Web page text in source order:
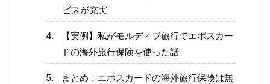
ビスが充実
【実例】私がモルディブ旅行でエポスカー
ドの海外旅行保険を使った話
まとめ：エポスカードの海外旅行保険は無